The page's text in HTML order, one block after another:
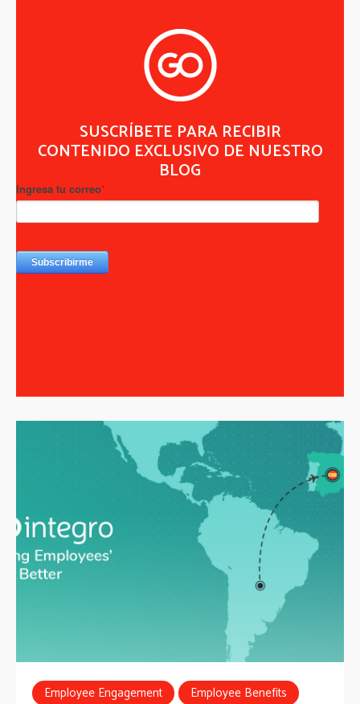
SUSCRÍBETE PARA RECIBIR
CONTENIDO EXCLUSIVO DE NUESTRO
BLOG
Employee Engagement
Employee Benefits